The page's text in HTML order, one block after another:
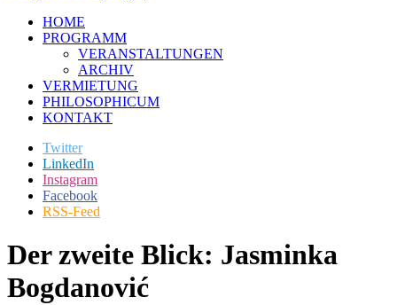
HOME
PROGRAMM
VERANSTALTUNGEN
ARCHIV
VERMIETUNG
PHILOSOPHICUM
KONTAKT
Twitter
LinkedIn
Instagram
Facebook
RSS-Feed
Der zweite Blick: Jasminka
Bogdanović